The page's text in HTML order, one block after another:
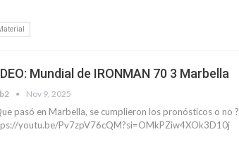
Mundial de IRONMAN 70 3 Marbella
Nov 9, 2025
pasó en Marbella, se cumplieron los pronósticos o no ?
youtu.be/Pv7zpV76cQM?si=OMkPZiw4XOk3D10j